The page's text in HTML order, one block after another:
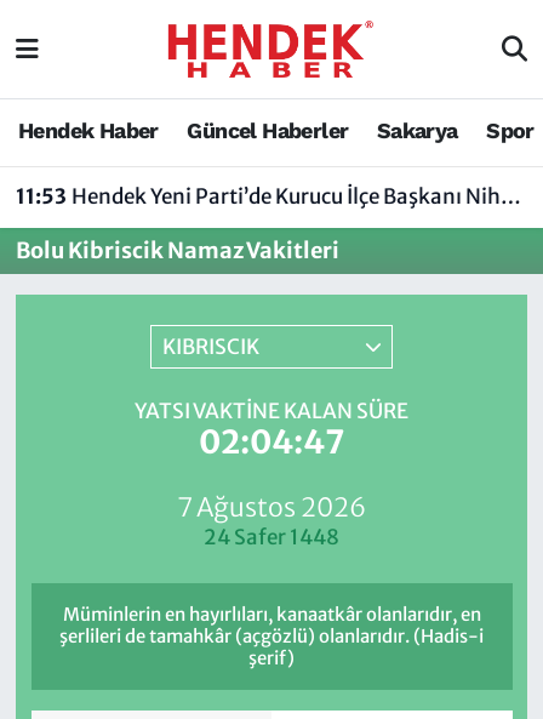
Hendek Haber Güncel Haberler Sakarya Spor
11:53 Hendek Yeni Parti’de Kurucu İlçe Başkanı Nihat Bayraktar Oldu
Bolu Kibriscik Namaz Vakitleri
KIBRISCIK
YATSI VAKTINE KALAN SÜRE
02:04:46
7 Ağustos 2026
24 Safer 1448
Müminlerin en hayırlıları, kanaatkâr olanlarıdır, en
şerlileri de tamahkâr (açgözlü) olanlarıdır. (Hadis-i
şerif)
Hendek Haber
Spor
Nöbetçi Eczaneler
Vefat Edenler
Hendek Haber
Sakarya
Hakkında
Hendek Haber Reklam Servisi
Sakarya Nöbetçi Eczaneler
Sakarya Trafik Yoğunluk Haritası
Süper Lig Puan Durumu ve Fikstür
Tüm Manşetler
Son Dakika Haberleri